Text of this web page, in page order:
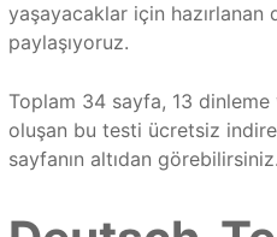
yaşayacaklar için
paylaşıyoruz.
Toplam 34 sayfa, 13 dinleme
oluşan bu testi ücretsiz
sayfanın altıdan görebilirsiniz.